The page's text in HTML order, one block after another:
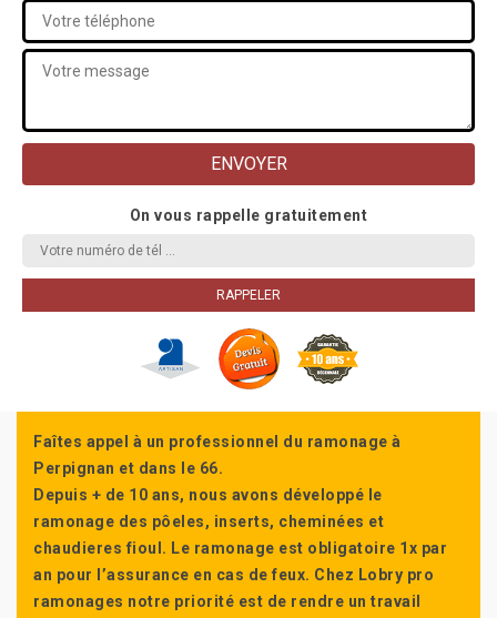
On vous rappelle gratuitement
Faîtes appel à un professionnel du ramonage à
Perpignan et dans le 66.
Depuis + de 10 ans, nous avons développé le
ramonage des pôeles, inserts, cheminées et
chaudieres fioul. Le ramonage est obligatoire 1x par
an pour l’assurance en cas de feux. Chez Lobry pro
ramonages notre priorité est de rendre un travail